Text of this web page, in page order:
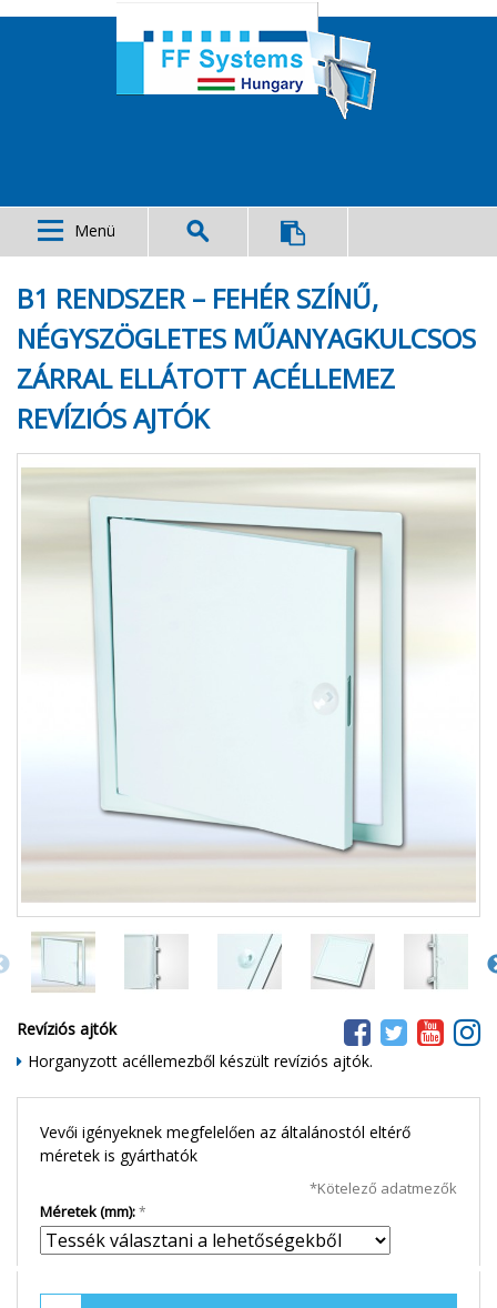
Menü
B1 RENDSZER – FEHÉR SZÍNŰ,
NÉGYSZÖGLETES MŰANYAGKULCSOS
ZÁRRAL ELLÁTOTT ACÉLLEMEZ
REVÍZIÓS AJTÓK
Revíziós ajtók
Horganyzott acéllemezből készült revíziós ajtók.
Vevői igényeknek megfelelően az általánostól eltérő
méretek is gyárthatók
*Kötelező adatmezők
Méretek (mm):